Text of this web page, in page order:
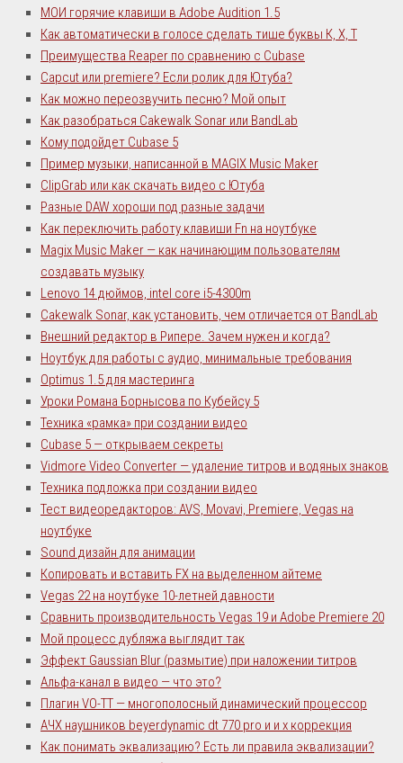
МОИ горячие клавиши в Adobe Audition 1.5
Как автоматически в голосе сделать тише буквы К, Х, Т
Преимущества Reaper по сравнению с Cubase
Сapcut или premiere? Если ролик для Ютуба?
Как можно переозвучить песню? Мой опыт
Как разобраться Cakewalk Sonar или BandLab
Кому подойдет Cubase 5
Пример музыки, написанной в MAGIX Music Maker
ClipGrab или как скачать видео с Ютуба
Разные DAW хороши под разные задачи
Как переключить работу клавиши Fn на ноутбуке
Magix Music Maker — как начинающим пользователям
создавать музыку
Lenovo 14 дюймов, intel core i5-4300m
Cakewalk Sonar, как установить, чем отличается от BandLab
Внешний редактор в Рипере. Зачем нужен и когда?
Ноутбук для работы с аудио, минимальные требования
Optimus 1.5 для мастеринга
Уроки Романа Борнысова по Кубейсу 5
Техника «рамка» при создании видео
Cubase 5 — открываем секреты
Vidmore Video Converter — удаление титров и водяных знаков
Техника подложка при создании видео
Тест видеоредакторов: AVS, Movavi, Premiere, Vegas на
ноутбуке
Sound дизайн для анимации
Копировать и вставить FX на выделенном айтеме
Vegas 22 на ноутбуке 10-летней давности
Сравнить производительность Vegas 19 и Adobe Premiere 20
Мой процесс дубляжа выглядит так
Эффект Gaussian Blur (размытие) при наложении титров
Альфа-канал в видео — что это?
Плагин VO-TT — многополосный динамический процессор
AЧХ наушников beyerdynamic dt 770 pro и и х коррекция
Как понимать эквализацию? Есть ли правила эквализации?